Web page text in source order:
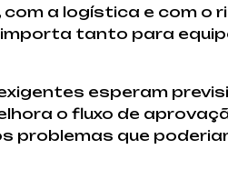
a logística e com o
tanto para
esperam
o fluxo de
problemas que